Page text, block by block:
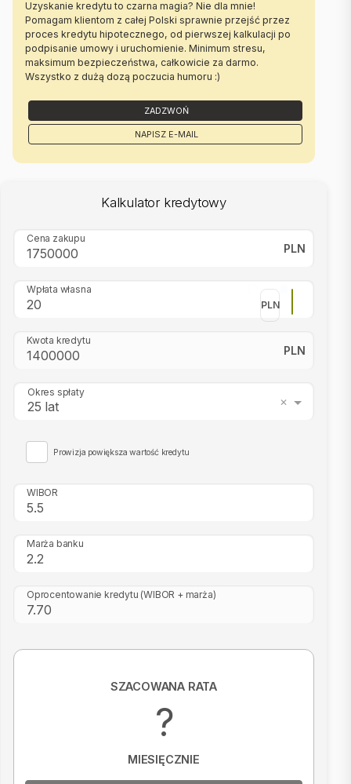
Uzyskanie kredytu to czarna magia? Nie dla mnie!
Pomagam klientom z całej Polski sprawnie przejść przez
proces kredytu hipotecznego, od pierwszej kalkulacji po
podpisanie umowy i uruchomienie. Minimum stresu,
maksimum bezpieczeństwa, całkowicie za darmo.
Wszystko z dużą dozą poczucia humoru :)
ZADZWOŃ
NAPISZ E-MAIL
Kalkulator kredytowy
Cena zakupu
PLN
Wpłata własna
PLN
Kwota kredytu
PLN
Okres spłaty
25 lat
Prowizja powiększa wartość kredytu
WIBOR
Marża banku
Oprocentowanie kredytu (WIBOR + marża)
SZACOWANA RATA
?
MIESIĘCZNIE